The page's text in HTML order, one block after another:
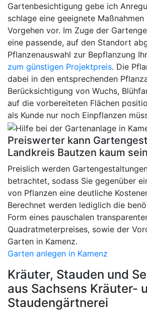
Gartenbesichtigung gebe ich
schlage eine geeignete
Vorgehen vor. Im Zuge der
eine passende, auf den Standort
Pflanzenauswahl zur Bepflanzung
zum günstigen Projektpreis. Die
dabei in den entsprechenden
Berücksichtigung von Wuchs,
auf die vorbereiteten Flächen
als Kunde nur noch Einpflanzen
Preiswerter kann
Landkreis Bautzen kaum sein
Preislich werden
betrachtet, sodass Sie gegenüber
von Pflanzen eine deutliche
Berechnet werden lediglich die
Form eines pauschalen
Quadratmeterpreises, sowie der
Garten in Kamenz.
Garten anlegen in Kamenz
Kräuter, Stauden und
aus Sachsens Kräuter-
Staudengärtnerei